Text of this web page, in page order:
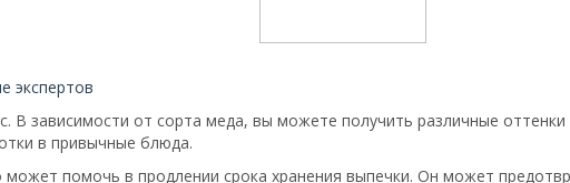
экспертов
В зависимости от сорта меда, вы можете получить различные
в привычные блюда.
помочь в продлении срока хранения выпечки. Он может